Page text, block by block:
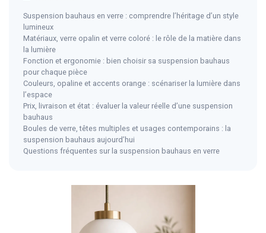
Suspension bauhaus en verre : comprendre l’héritage d’un style
lumineux
Matériaux, verre opalin et verre coloré : le rôle de la matière dans
la lumière
Fonction et ergonomie : bien choisir sa suspension bauhaus
pour chaque pièce
Couleurs, opaline et accents orange : scénariser la lumière dans
l’espace
Prix, livraison et état : évaluer la valeur réelle d’une suspension
bauhaus
Boules de verre, têtes multiples et usages contemporains : la
suspension bauhaus aujourd’hui
Questions fréquentes sur la suspension bauhaus en verre